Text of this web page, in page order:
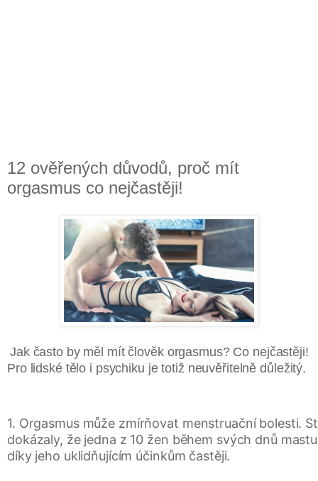
12 ověřených důvodů, proč mít
orgasmus co nejčastěji!
Jak často by měl mít člověk orgasmus? Co nejčastěji!
Pro lidské tělo i psychiku je totiž neuvěřitelně důležitý.
1. Orgasmus může zmírňovat menstruační bolesti.
dokázaly, že jedna z 10 žen během svých dnů
díky jeho uklidňujícím účinkům častěji.